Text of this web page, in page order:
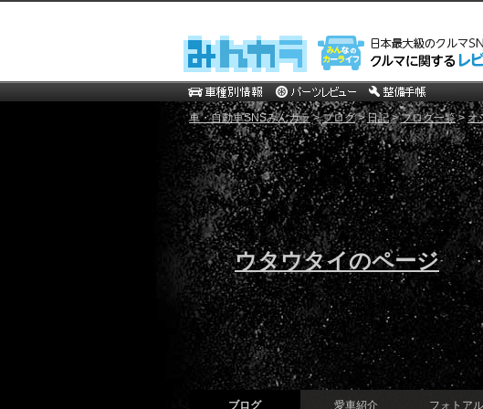
車・自動車SNSみんカラ>ブログ>日記>ブログ一覧>オ
ウタウタイのページ
ブログ 愛車紹介 フォトア